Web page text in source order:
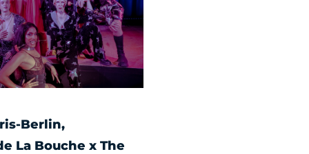
Berlin,
La Bouche x The